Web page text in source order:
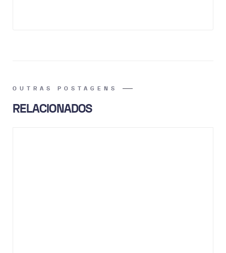
OUTRAS POSTAGENS
RELACIONADOS